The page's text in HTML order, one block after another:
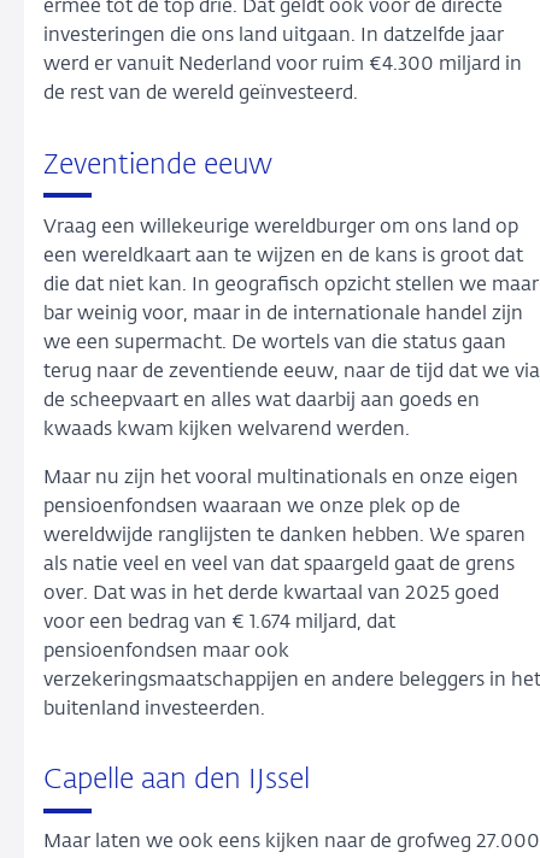
ermee tot de top drie. Dat geldt ook voor de directe
investeringen die ons land uitgaan. In datzelfde jaar
werd er vanuit Nederland voor ruim €4.300 miljard in
de rest van de wereld geïnvesteerd.
Zeventiende eeuw
Vraag een willekeurige wereldburger om ons land op
een wereldkaart aan te wijzen en de kans is groot dat
die dat niet kan. In geografisch opzicht stellen we maar
bar weinig voor, maar in de internationale handel zijn
we een supermacht. De wortels van die status gaan
terug naar de zeventiende eeuw, naar de tijd dat we via
de scheepvaart en alles wat daarbij aan goeds en
kwaads kwam kijken welvarend werden.
Maar nu zijn het vooral multinationals en onze eigen
pensioenfondsen waaraan we onze plek op de
wereldwijde ranglijsten te danken hebben. We sparen
als natie veel en veel van dat spaargeld gaat de grens
over. Dat was in het derde kwartaal van 2025 goed
voor een bedrag van € 1.674 miljard, dat
pensioenfondsen maar ook
verzekeringsmaatschappijen en andere beleggers in het
buitenland investeerden.
Capelle aan den IJssel
Maar laten we ook eens kijken naar de grofweg 27.000